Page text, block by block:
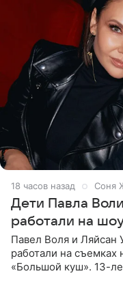
18 часов назад Соня
Дети Павла
работали на
Павел Воля и Ляйсан
работали на съемках
«Большой куш». 13-